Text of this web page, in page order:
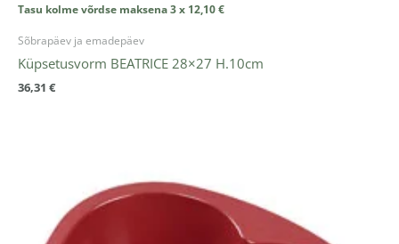
Tasu kolme võrdse maksena 3 x 12,10€
Sõbrapäev ja emadepäev
Küpsetusvorm BEATRICE 28×27 H.10cm
36,31 €